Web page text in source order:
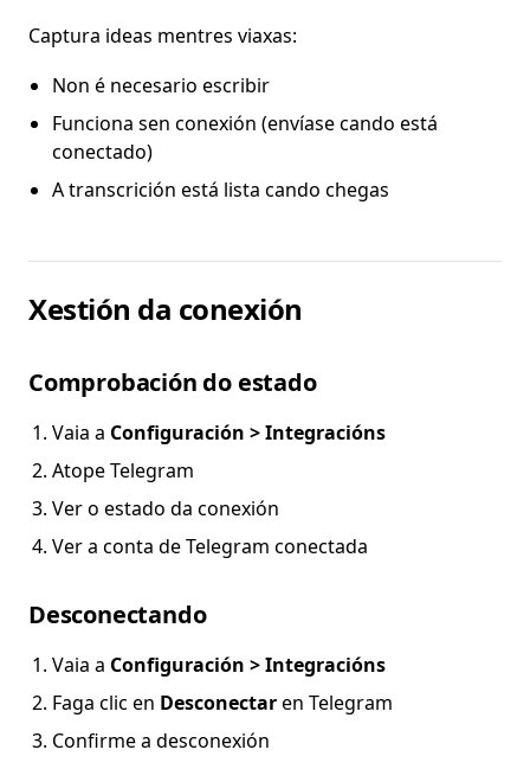
Captura ideas mentres viaxas:
Non é necesario escribir
Funciona sen conexión (envíase cando está
conectado)
A transcrición está lista cando chegas
Xestión da conexión
Comprobación do estado
Vaia a Configuración > Integracións
Atope Telegram
Ver o estado da conexión
Ver a conta de Telegram conectada
Desconectando
Vaia a Configuración > Integracións
Faga clic en Desconectaren Telegram
Confirme a desconexión